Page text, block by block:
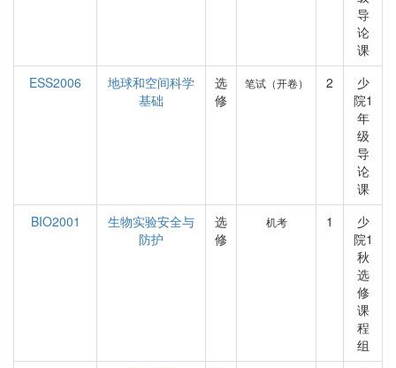
导
论
课
ESS2006
地球和空间科学
基础
选
修
笔试（开卷） 2
少
院1
年
级
导
论
课
BIO2001
生物实验安全与
防护
选
修
机考 1
少
院1
秋
选
修
课
程
组